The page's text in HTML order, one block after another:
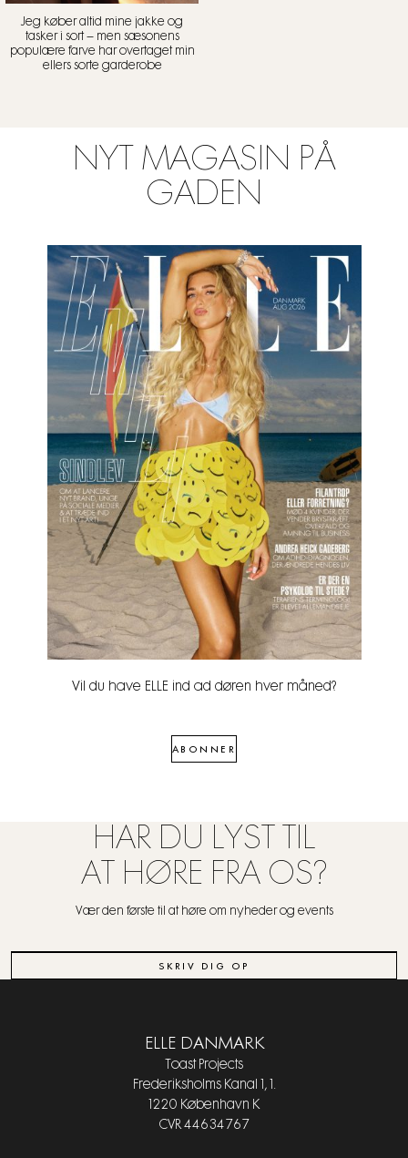
Jeg køber altid mine jakke og
tasker i sort – men sæsonens
populære farve har overtaget min
ellers sorte garderobe
NYT MAGASIN PÅ
GADEN
Vil du have ELLE ind ad døren hver måned?
ABONNER
HAR DU LYST TIL
AT HØRE FRA OS?
Vær den første til at høre om nyheder og events
SKRIV DIG OP
ELLE DANMARK
Toast Projects
Frederiksholms Kanal 1, 1.
1220 København K
CVR 44634767